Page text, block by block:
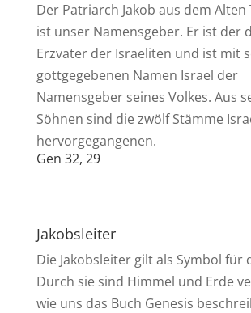
Der Patriarch Jakob aus dem
ist unser Namensgeber. Er ist der
Erzvater der Israeliten und ist mit
gottgegebenen Namen Israel der
Namensgeber seines Volkes. Aus
Söhnen sind die zwölf Stämme
hervorgegangenen.
Gen 32, 29
Jakobsleiter
Die Jakobsleiter gilt als Symbol für
Durch sie sind Himmel und Erde
wie uns das Buch Genesis